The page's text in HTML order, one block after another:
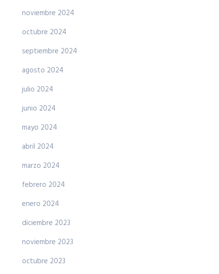
noviembre 2024
octubre 2024
septiembre 2024
agosto 2024
julio 2024
junio 2024
mayo 2024
abril 2024
marzo 2024
febrero 2024
enero 2024
diciembre 2023
noviembre 2023
octubre 2023